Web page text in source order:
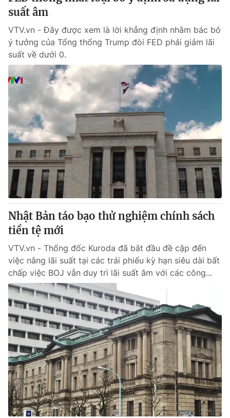
thuận bằng văn bản. Ghi rõ nguồn VTV.vn khi phát hành lại
thông tin từ website này.
suất âm
VTV.vn - Đây được xem là lời khẳng định nhằm bác bỏ
ý tưởng của Tổng thống Trump đòi FED phải giảm lãi
suất về dưới 0.
Nhật Bản táo bạo thử nghiệm chính sách
tiền tệ mới
VTV.vn - Thống đốc Kuroda đã bắt đầu đề cập đến
việc nâng lãi suất tại các trái phiếu kỳ hạn siêu dài bất
chấp việc BOJ vẫn duy trì lãi suất âm với các công...